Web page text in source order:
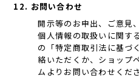
12. お問い合わせ
開示等のお申出、ご意見
個人情報の取扱いに関す
の「特定商取引法に基づ
絡いただくか、ショップ
ムよりお問い合わせくだ